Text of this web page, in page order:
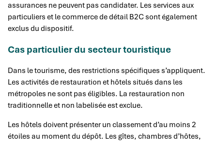
assurances ne peuvent pas candidater. Les services aux
particuliers et le commerce de détail B2C sont également
exclus du dispositif.
Cas particulier du secteur touristique
Dans le tourisme, des restrictions spécifiques s’appliquent.
Les activités de restauration et hôtels situés dans les
métropoles ne sont pas éligibles. La restauration non
traditionnelle et non labelisée est exclue.
Les hôtels doivent présenter un classement d’au moins 2
étoiles au moment du dépôt. Les gîtes, chambres d’hôtes,